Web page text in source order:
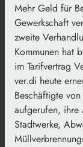
Mehr Geld für
Gewerkschaft
zweite
Kommunen hat
im Tarifvertrag
ver.di heute
Beschäftigte
aufgerufen, ihre
Stadtwerke,